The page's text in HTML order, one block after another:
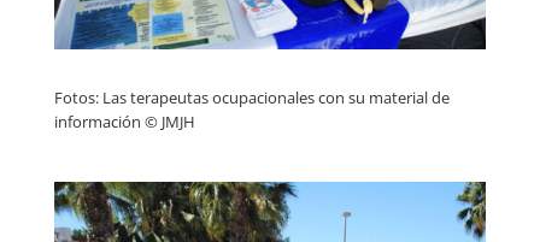
Fotos: Las terapeutas ocupacionales con su material de
información © JMJH